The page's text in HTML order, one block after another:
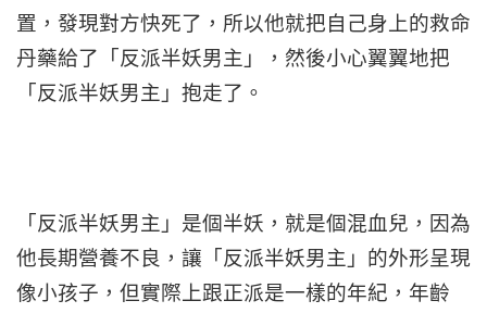
置，發現對方快死了，所以他就把自己身上的救命
丹藥給了「反派半妖男主」，然後小心翼翼地把
「反派半妖男主」抱走了。
「反派半妖男主」是個半妖，就是個混血兒，因為
他長期營養不良，讓「反派半妖男主」的外形呈現
像小孩子，但實際上跟正派是一樣的年紀，年齡